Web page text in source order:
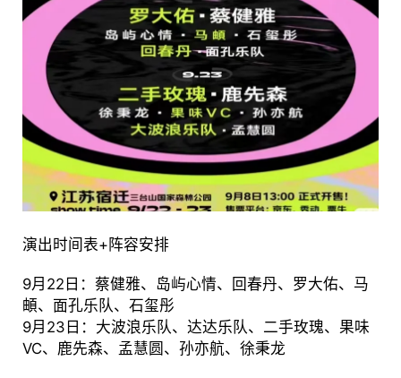
演出时间表+阵容安排
9月22日：蔡健雅、岛屿心情、回春丹、罗大佑、马
頔、面孔乐队、石玺彤
9月23日：大波浪乐队、达达乐队、二手玫瑰、果味
VC、鹿先森、孟慧圆、孙亦航、徐秉龙